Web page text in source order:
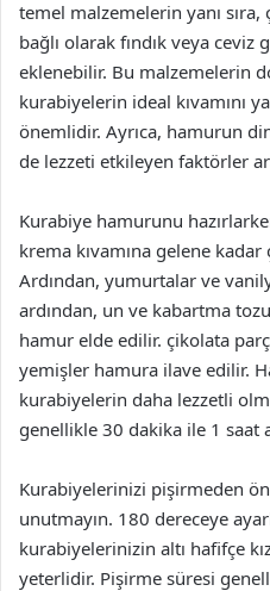
temel malzemelerin yanı
bağlı olarak fındık veya
eklenebilir. Bu malzemelerin
kurabiyelerin ideal kıvamını
önemlidir. Ayrıca, hamurun
de lezzeti etkileyen faktörler
Kurabiye hamurunu
krema kıvamına gelene
Ardından, yumurtalar ve
ardından, un ve kabartma
hamur elde edilir. çikolata
yemişler hamura ilave edilir.
kurabiyelerin daha lezzetli
genellikle 30 dakika ile 1 saat
Kurabiyelerinizi pişirmeden
unutmayın. 180 dereceye
kurabiyelerinizin altı hafifçe
yeterlidir. Pişirme süresi